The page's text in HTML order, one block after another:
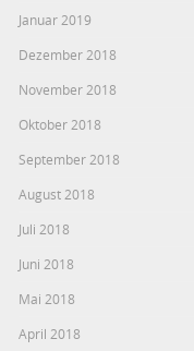
Januar 2019
Dezember 2018
November 2018
Oktober 2018
September 2018
August 2018
Juli 2018
Juni 2018
Mai 2018
April 2018